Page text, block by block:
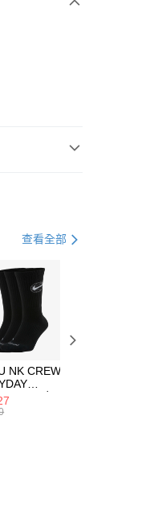
先享後
。
透過四大超商
。
消訂單，請聯
需透過AFTEE
查看全部
NK CREW
3PR 男女